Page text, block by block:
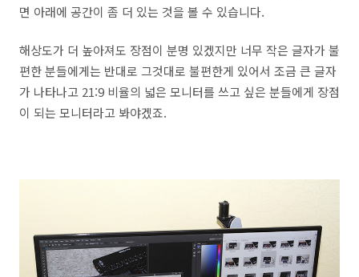
면 아래에 공간이 좀 더 있는 것을 볼 수 있습니다.
해상도가 더 높아져도 장점이 분명 있겠지만 너무 작은 글자가 불
편한 분들에게는 반대로 그것대로 불편한게 있어서 조금 큰 글자
가 나타나고 21:9 비율의 넓은 모니터를 쓰고 싶은 분들에게 장점
이 되는 모니터라고 봐야겠죠.